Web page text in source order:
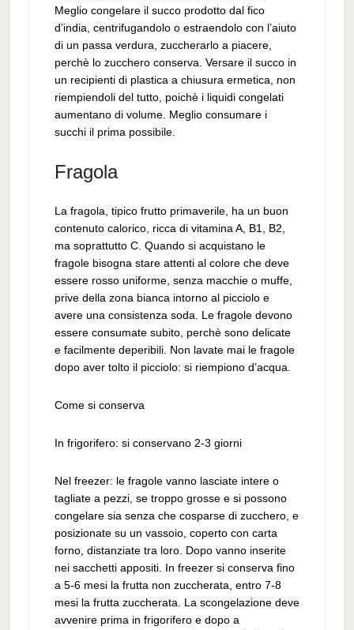
Meglio congelare il succo prodotto dal fico
d’india, centrifugandolo o estraendolo con l’aiuto
di un passa verdura, zuccherarlo a piacere,
perchè lo zucchero conserva. Versare il succo in
un recipienti di plastica a chiusura ermetica, non
riempiendoli del tutto, poichè i liquidi congelati
aumentano di volume. Meglio consumare i
succhi il prima possibile.
Fragola
La fragola, tipico frutto primaverile, ha un buon
contenuto calorico, ricca di vitamina A, B1, B2,
ma soprattutto C. Quando si acquistano le
fragole bisogna stare attenti al colore che deve
essere rosso uniforme, senza macchie o muffe,
prive della zona bianca intorno al picciolo e
avere una consistenza soda. Le fragole devono
essere consumate subito, perchè sono delicate
e facilmente deperibili. Non lavate mai le fragole
dopo aver tolto il picciolo: si riempiono d’acqua.
Come si conserva
In frigorifero: si conservano 2-3 giorni
Nel freezer: le fragole vanno lasciate intere o
tagliate a pezzi, se troppo grosse e si possono
congelare sia senza che cosparse di zucchero, e
posizionate su un vassoio, coperto con carta
forno, distanziate tra loro. Dopo vanno inserite
nei sacchetti appositi. In freezer si conserva fino
a 5-6 mesi la frutta non zuccherata, entro 7-8
mesi la frutta zuccherata. La scongelazione deve
avvenire prima in frigorifero e dopo a